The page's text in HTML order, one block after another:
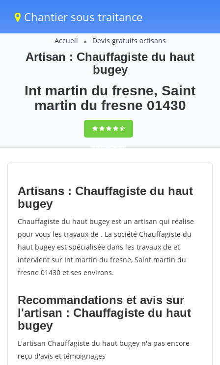
Chantier sous traitance
Accueil Devis gratuits artisans
Artisan : Chauffagiste du haut
bugey
Int martin du fresne, Saint
martin du fresne 01430
9,5(100%)81
votes
Artisans : Chauffagiste du haut
bugey
Chauffagiste du haut bugey est un artisan qui réalise
pour vous les travaux de . La société Chauffagiste du
haut bugey est spécialisée dans les travaux de et
intervient sur Int martin du fresne, Saint martin du
fresne 01430 et ses environs.
Recommandations et avis sur
l'artisan : Chauffagiste du haut
bugey
L'artisan Chauffagiste du haut bugey n'a pas encore
reçu d'avis et témoignages